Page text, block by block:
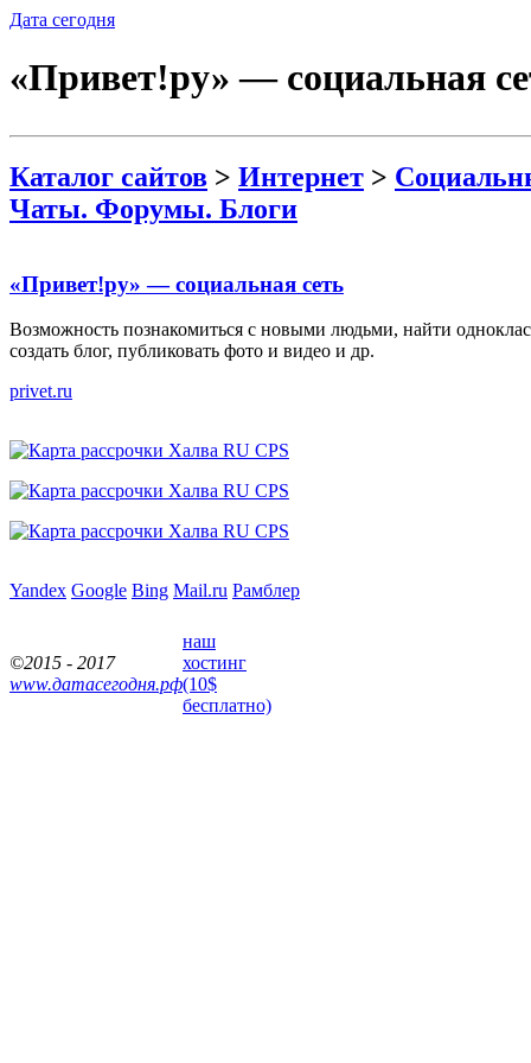
Дата сегодня
«Привет!ру» — социальная
Каталог сайтов > Интернет >
Чаты. Форумы. Блоги
«Привет!ру» — социальная сеть
Возможность познакомиться с новыми людьми, найти
создать блог, публиковать фото и видео и др.
privet.ru
Yandex Google Bing Mail.ru Рамблер
©2015 - 2017
www.датасегодня.рф
наш
хостинг
(10$
бесплатно)